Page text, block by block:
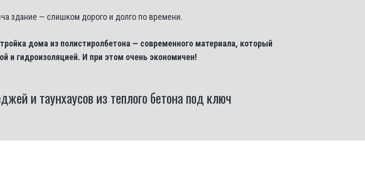
здание — слишком дорого и долго по времени.
дома из полистиролбетона — современного материала, который
и гидроизоляцией. И при этом очень экономичен!
и таунхаусов из теплого бетона под ключ